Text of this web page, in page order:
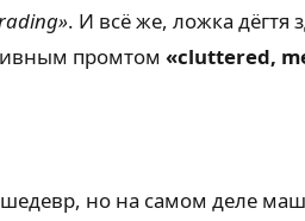
. И всё же, ложка дёгтя
промтом «cluttered,
но на самом деле